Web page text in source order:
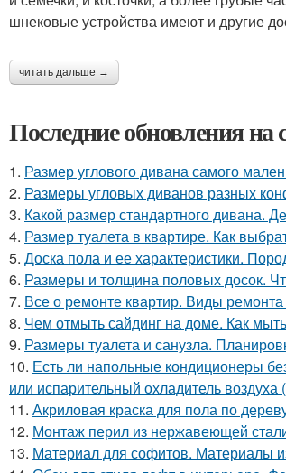
шнековые устройства имеют и другие
читать дальше →
Последние обновления на
1. Размер углового дивана самого
2. Размеры угловых диванов разных
3. Какой размер стандартного дивана.
4. Размер туалета в квартире. Как
5. Доска пола и ее характеристики.
6. Размеры и толщина половых досок.
7. Все о ремонте квартир. Виды ремонта
8. Чем отмыть сайдинг на доме. Как
9. Размеры туалета и санузла.
10. Есть ли напольные кондиционеры
или испарительный охладитель воздуха
11. Акриловая краска для пола по
12. Монтаж перил из нержавеющей
13. Материал для софитов. Материалы